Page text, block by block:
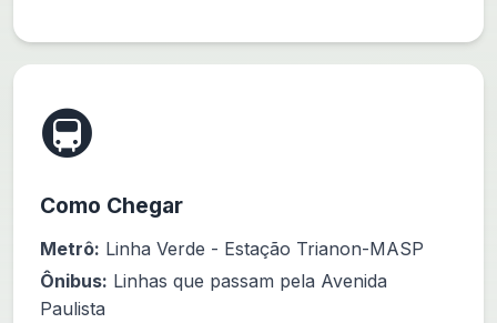
🚇
Como Chegar
Metrô: Linha Verde - Estação Trianon-MASP
Ônibus: Linhas que passam pela Avenida
Paulista